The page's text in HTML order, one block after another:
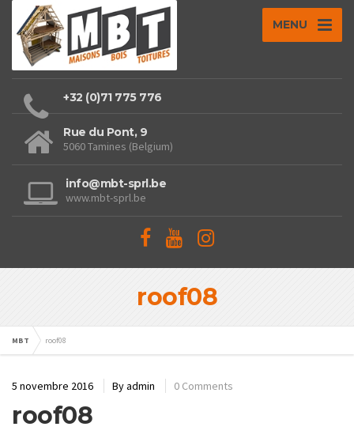
MENU
+32 (0)71 775 776
Rue du Pont, 9
5060 Tamines (Belgium)
info@mbt-sprl.be
www.mbt-sprl.be
roof08
MBT roof08
5 novembre 2016 Byadmin 0 Comments
roof08